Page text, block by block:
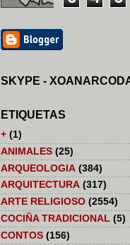
SKYPE -
ETIQUETAS
+ (1)
ANIMALES (25)
ARQUEOLOGIA (384)
ARQUITECTURA (317)
ARTE RELIGIOSO (2554)
COCIÑA TRADICIONAL (5)
CONTOS (156)